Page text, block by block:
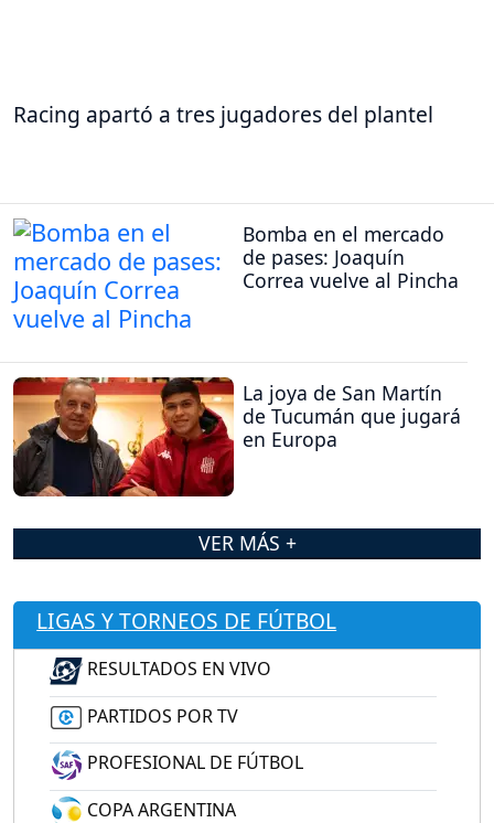
Racing apartó a tres jugadores del plantel
Bomba en el mercado
de pases: Joaquín
Correa vuelve al Pincha
La joya de San Martín
de Tucumán que jugará
en Europa
VER MÁS +
LIGAS Y TORNEOS DE FÚTBOL
RESULTADOS EN VIVO
PARTIDOS POR TV
PROFESIONAL DE FÚTBOL
COPA ARGENTINA